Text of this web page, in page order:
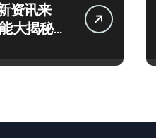
资讯来
大揭秘，